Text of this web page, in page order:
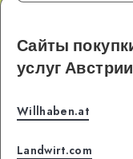
Сайты
услуг Австрии
Willhaben.at
Landwirt.com